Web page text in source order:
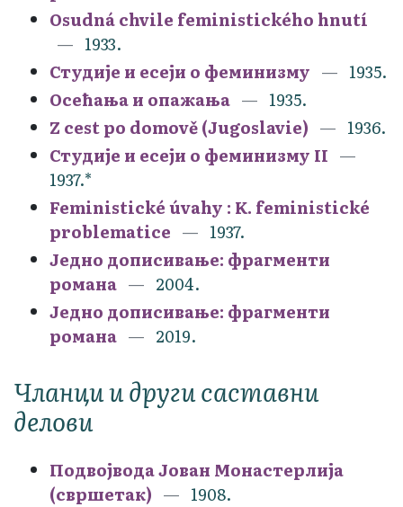
Osudná chvile feministického hnutí
1933.
Студије и есеји о феминизму
1935.
Осећања и опажања
1935.
Z cest po domově (Jugoslavie)
1936.
Студије и есеји о феминизму II
1937.*
Feministické úvahy : K. feministické
problematice
1937.
Једно дописивање: фрагменти
романа
2004.
Једно дописивање: фрагменти
романа
2019.
Чланци и други саставни
делови
Подвојвода Јован Монастерлија
(свршетак)
1908.